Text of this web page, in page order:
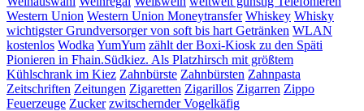
Western Union Western Union Moneytransfer Whiskey Whisky
wichtigster Grundversorger von soft bis hart Getränken WLAN
kostenlos Wodka YumYum zählt der Boxi-Kiosk zu den Späti
Pionieren in Fhain.Südkiez. Als Platzhirsch mit größtem
Kühlschrank im Kiez Zahnbürste Zahnbürsten Zahnpasta
Zeitschriften Zeitungen Zigaretten Zigarillos Zigarren Zippo
Feuerzeuge Zucker zwitschernder Vogelkäfig